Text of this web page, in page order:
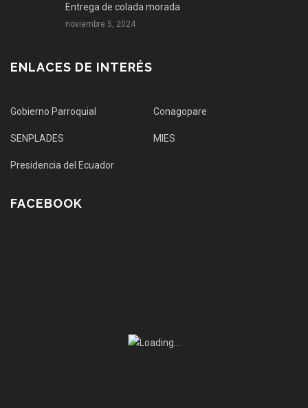
Entrega de colada morada
noviembre 5, 2024
ENLACES DE INTERÉS
Gobierno Parroquial Conagopare
SENPLADES MIES
Presidencia del Ecuador
FACEBOOK